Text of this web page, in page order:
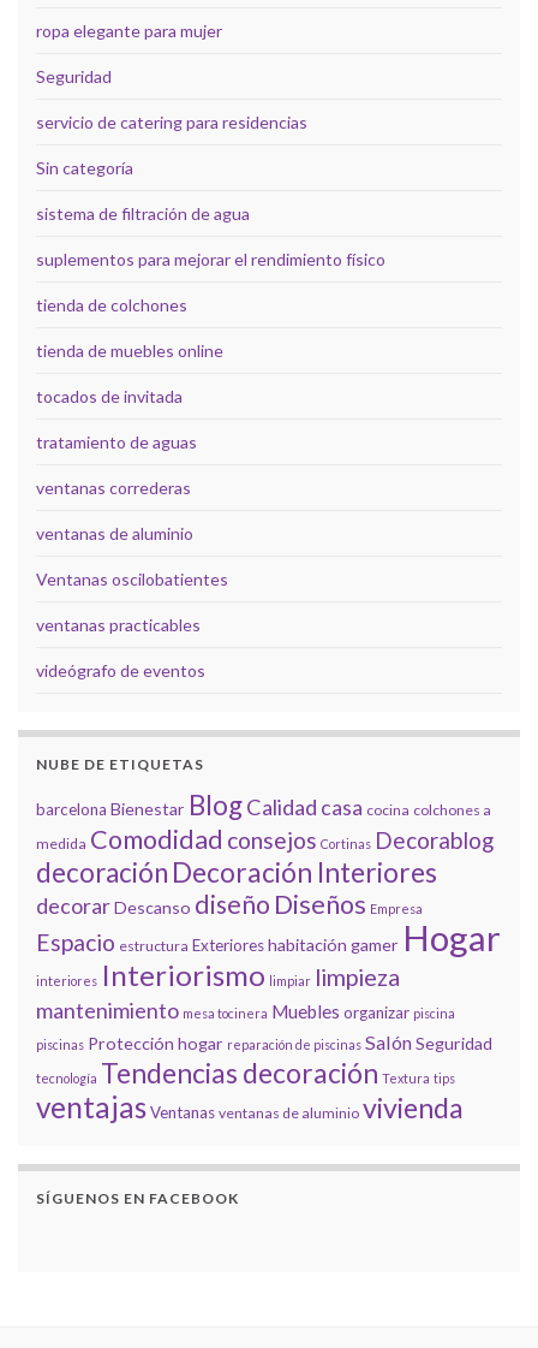
ropa elegante para mujer
Seguridad
servicio de catering para residencias
Sin categoría
sistema de filtración de agua
suplementos para mejorar el rendimiento físico
tienda de colchones
tienda de muebles online
tocados de invitada
tratamiento de aguas
ventanas correderas
ventanas de aluminio
Ventanas oscilobatientes
ventanas practicables
videógrafo de eventos
NUBE DE ETIQUETAS
barcelona Bienestar BlogCalidad casa cocina colchones a
medida Comodidad consejos Cortinas Decorablog
decoración Decoración Interiores
decorarDescanso diseño Diseños Empresa
Espacio estructura Exterioreshabitación gamer Hogar
interiores Interiorismo limpiar limpieza
mantenimiento mesa tocinera Muebles organizar piscina
piscinas Protección hogar reparación de piscinas SalónSeguridad
tecnología Tendencias decoración Textura tips
ventajasVentanas ventanas de aluminio vivienda
SÍGUENOS EN FACEBOOK